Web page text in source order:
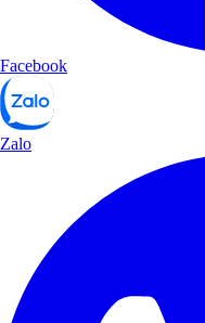
Facebook
Zalo